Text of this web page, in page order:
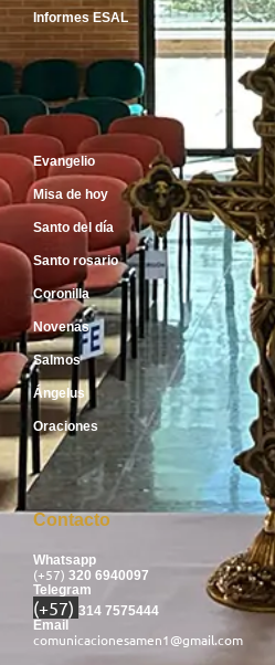
Informes ESAL
Inicio
Evangelio
Misa de hoy
Santo del día
Santo rosario
Coronilla
Novenas
Salmos
Ángelus
Oraciones
Contacto
Whatsapp
(+57) 320 6940097
Telegram
(+57) 314 7575444
Email
comunicacionesamen1@gmail.com